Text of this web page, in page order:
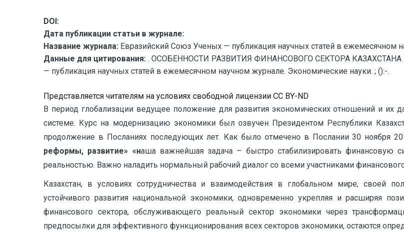
DOI:
Дата публикации статьи в журнале:
Название журнала: Евразийский Союз Ученых — публикация научных статей в ежемесячном
Данные для цитирования: . ОСОБЕННОСТИ РАЗВИТИЯ ФИНАНСОВОГО СЕКТОРА
— публикация научных статей в ежемесячном научном журнале. Экономические науки. ; ():-.
Представляется читателям на условиях свободной лицензии CC BY-ND
В период глобализации ведущее положение для развития экономических отношений и их
системе. Курс на модернизацию экономики был озвучен Президентом Республики
продолжение в Посланиях последующих лет. Как было отмечено в Послании 30 ноября
реформы, развитие» «наша важнейшая задача – быстро стабилизировать финансовую
реальностью. Важно наладить нормальный рабочий диалог со всеми участниками
Казахстан, в условиях сотрудничества и взаимодействия в глобальном мире, своей
устойчивого развития национальной экономики, одновременно укрепляя и расширяя
финансового сектора, обслуживающего реальный сектор экономики через
предпосылки для эффективного функционирования всех секторов экономики, остаются